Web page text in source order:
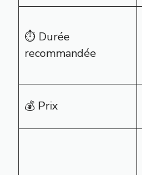
⏱️ Durée
recommandée
💰 Prix